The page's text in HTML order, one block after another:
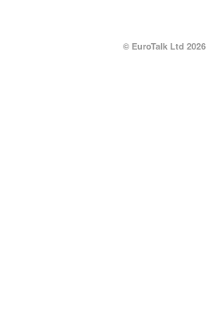
© EuroTalk Ltd 2026